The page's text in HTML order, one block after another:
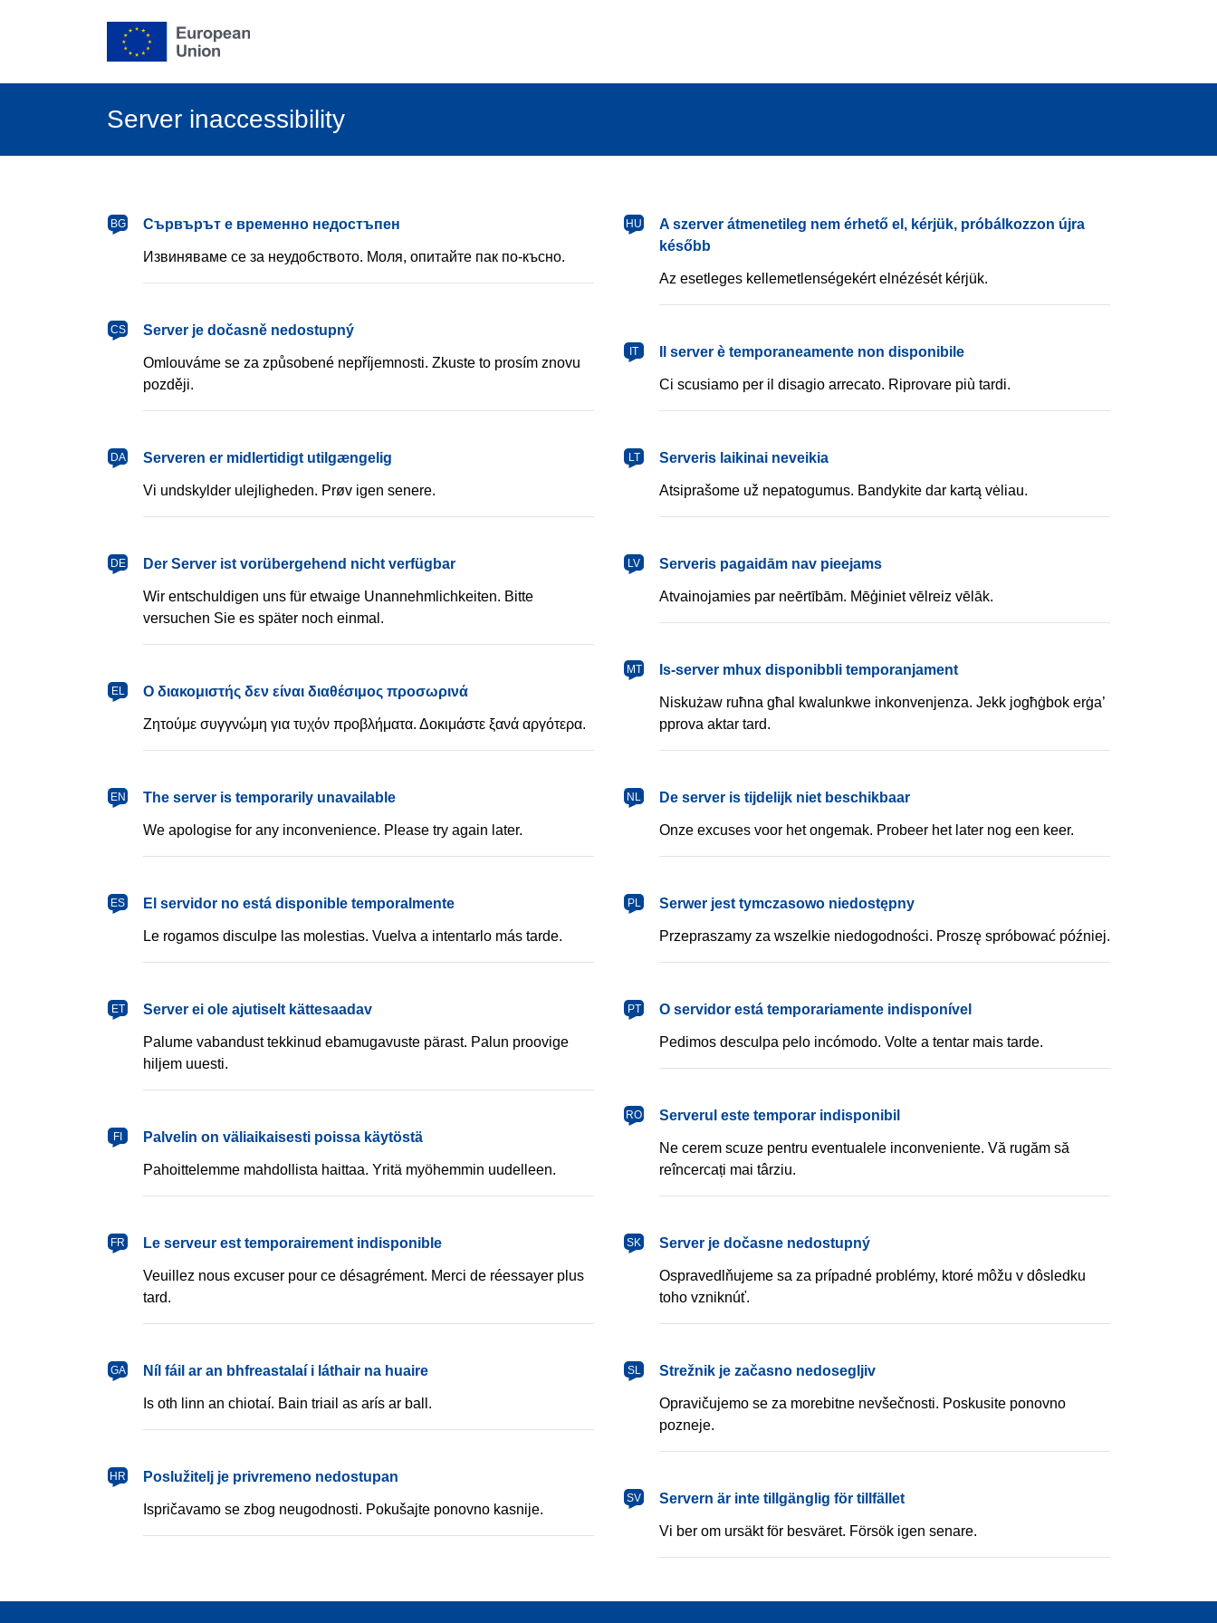
Server inaccessibility
BG
българскиСървърът е временно недостъпен
Извиняваме се за неудобството. Моля, опитайте пак по-късно.
CS
češtinaServer je dočasně nedostupný
Omlouváme se za způsobené nepříjemnosti. Zkuste to prosím znovu
později.
DA
dansk Serveren er midlertidigt utilgængelig
Vi undskylder ulejligheden. Prøv igen senere.
DE
DeutschDer Server ist vorübergehend nicht verfügbar
Wir entschuldigen uns für etwaige Unannehmlichkeiten. Bitte
versuchen Sie es später noch einmal.
EL
ΕλληνικάΟ διακομιστής δεν είναι διαθέσιμος προσωρινά
Ζητούμε συγγνώμη για τυχόν προβλήματα. Δοκιμάστε ξανά αργότερα.
EN
EnglishThe server is temporarily unavailable
We apologise for any inconvenience. Please try again later.
ES
españolEl servidor no está disponible temporalmente
Le rogamos disculpe las molestias. Vuelva a intentarlo más tarde.
ET
eesti Server ei ole ajutiselt kättesaadav
Palume vabandust tekkinud ebamugavuste pärast. Palun proovige
hiljem uuesti.
FI
suomi Palvelin on väliaikaisesti poissa käytöstä
Pahoittelemme mahdollista haittaa. Yritä myöhemmin uudelleen.
FR
françaisLe serveur est temporairement indisponible
Veuillez nous excuser pour ce désagrément. Merci de réessayer plus
tard.
GA
GaeilgeNíl fáil ar an bhfreastalaí i láthair na huaire
Is oth linn an chiotaí. Bain triail as arís ar ball.
HR
hrvatskiPoslužitelj je privremeno nedostupan
Ispričavamo se zbog neugodnosti. Pokušajte ponovno kasnije.
HU
magyarA szerver átmenetileg nem érhető el, kérjük, próbálkozzon újra
később
Az esetleges kellemetlenségekért elnézését kérjük.
IT
italiano Il server è temporaneamente non disponibile
Ci scusiamo per il disagio arrecato. Riprovare più tardi.
LT
lietuviųServeris laikinai neveikia
Atsiprašome už nepatogumus. Bandykite dar kartą vėliau.
LV
latviešuServeris pagaidām nav pieejams
Atvainojamies par neērtībām. Mēģiniet vēlreiz vēlāk.
MT
Malti Is-server mhux disponibbli temporanjament
Niskużaw ruħna għal kwalunkwe inkonvenjenza. Jekk jogħġbok erġa’
pprova aktar tard.
NL
NederlandsDe server is tijdelijk niet beschikbaar
Onze excuses voor het ongemak. Probeer het later nog een keer.
PL
polski Serwer jest tymczasowo niedostępny
Przepraszamy za wszelkie niedogodności. Proszę spróbować później.
PT
portuguêsO servidor está temporariamente indisponível
Pedimos desculpa pelo incómodo. Volte a tentar mais tarde.
RO
românăServerul este temporar indisponibil
Ne cerem scuze pentru eventualele inconveniente. Vă rugăm să
reîncercați mai târziu.
SK
slovenčinaServer je dočasne nedostupný
Ospravedlňujeme sa za prípadné problémy, ktoré môžu v dôsledku
toho vzniknúť.
SL
slovenščinaStrežnik je začasno nedosegljiv
Opravičujemo se za morebitne nevšečnosti. Poskusite ponovno
pozneje.
SV
svenskaServern är inte tillgänglig för tillfället
Vi ber om ursäkt för besväret. Försök igen senare.